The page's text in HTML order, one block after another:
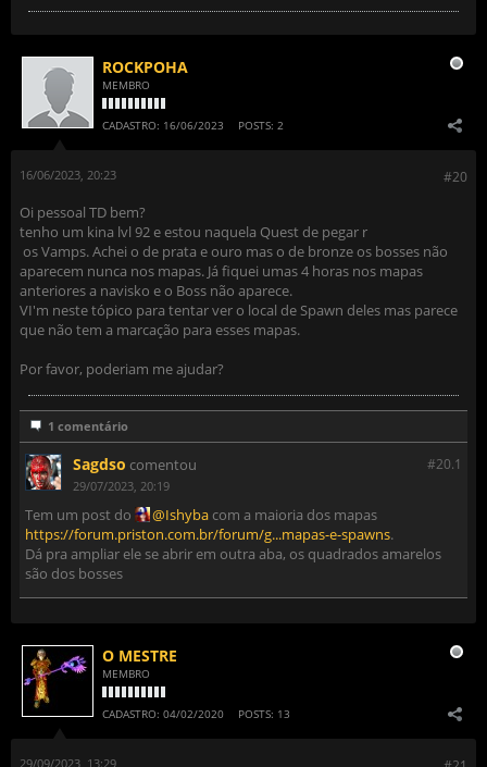
ROCKPOHA
MEMBRO
CADASTRO: 16/06/2023 POSTS: 2
#20
16/06/2023, 20:23
Oi pessoal TD bem?
tenho um kina lvl 92 e estou naquela Quest de pegar r
​​​​​​ os Vamps. Achei o de prata e ouro mas o de bronze os bosses não
aparecem nunca nos mapas. Já fiquei umas 4 horas nos mapas
anteriores a navisko e o Boss não aparece.
VI'm neste tópico para tentar ver o local de Spawn deles mas parece
que não tem a marcação para esses mapas.
Por favor, poderiam me ajudar?
1 comentário
#20.1
Sagdso comentou
29/07/2023, 20:19
Tem um post do Ishyba com a maioria dos mapas
https://forum.priston.com.br/forum/g...mapas-e-spawns.
Dá pra ampliar ele se abrir em outra aba, os quadrados amarelos
são dos bosses
O MESTRE
MEMBRO
CADASTRO: 04/02/2020 POSTS: 13
29/09/2023, 13:29